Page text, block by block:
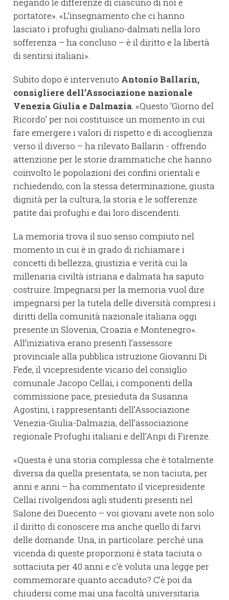
portatore». «L’insegnamento che ci hanno
lasciato i profughi giuliano-dalmati nella loro
sofferenza – ha concluso – è il diritto e la libertà
di sentirsi italiani».
Subito dopo è intervenuto Antonio Ballarin,
consigliere dell’Associazione nazionale
Venezia Giulia e Dalmazia. «Questo ‘Giorno del
Ricordo’ per noi costituisce un momento in cui
fare emergere i valori di rispetto e di accoglienza
verso il diverso – ha rilevato Ballarin - offrendo
attenzione per le storie drammatiche che hanno
coinvolto le popolazioni dei confini orientali e
richiedendo, con la stessa determinazione, giusta
dignità per la cultura, la storia e le sofferenze
patite dai profughi e dai loro discendenti.
La memoria trova il suo senso compiuto nel
momento in cui è in grado di richiamare i
concetti di bellezza, giustizia e verità cui la
millenaria civiltà istriana e dalmata ha saputo
costruire. Impegnarsi per la memoria vuol dire
impegnarsi per la tutela delle diversità compresi i
diritti della comunità nazionale italiana oggi
presente in Slovenia, Croazia e Montenegro».
All’iniziativa erano presenti l’assessore
provinciale alla pubblica istruzione Giovanni Di
Fede, il vicepresidente vicario del consiglio
comunale Jacopo Cellai, i componenti della
commissione pace, presieduta da Susanna
Agostini, i rappresentanti dell’Associazione
Venezia-Giulia-Dalmazia, dell’associazione
regionale Profughi italiani e dell’Anpi di Firenze.
«Questa è una storia complessa che è totalmente
diversa da quella presentata, se non taciuta, per
anni e anni – ha commentato il vicepresidente
Cellai rivolgendosi agli studenti presenti nel
Salone dei Duecento – voi giovani avete non solo
il diritto di conoscere ma anche quello di farvi
delle domande. Una, in particolare: perché una
vicenda di queste proporzioni è stata taciuta o
sottaciuta per 40 anni e c’è voluta una legge per
commemorare quanto accaduto? C’è poi da
chiudersi come mai una facoltà universitaria